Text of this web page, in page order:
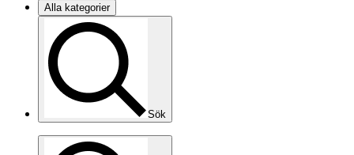
Alla kategorier
Sök